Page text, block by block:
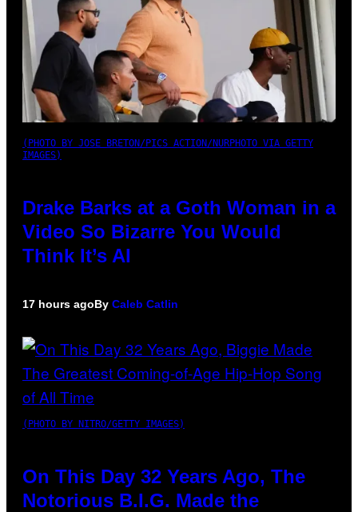
(PHOTO BY JOSE BRETON/PICS ACTION/NURPHOTO VIA GETTY
IMAGES)
Drake Barks at a Goth Woman in a
Video So Bizarre You Would
Think It’s AI
17 hours agoBy Caleb Catlin
(PHOTO BY NITRO/GETTY IMAGES)
On This Day 32 Years Ago, The
Notorious B.I.G. Made the